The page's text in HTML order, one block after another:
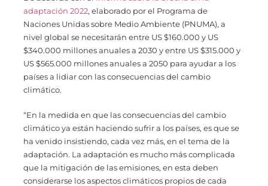
adaptación 2022, elaborado por el Programa de
Naciones Unidas sobre Medio Ambiente (PNUMA), a
nivel global se necesitarán entre US $160.000 y US
$340.000 millones anuales a 2030 y entre US $315.000 y
US $565.000 millones anuales a 2050 para ayudar a los
países a lidiar con las consecuencias del cambio
climático.
“En la medida en que las consecuencias del cambio
climático ya están haciendo sufrir a los países, es que se
ha venido insistiendo, cada vez más, en el tema de la
adaptación. La adaptación es mucho más complicada
que la mitigación de las emisiones, en esta deben
considerarse los aspectos climáticos propios de cada